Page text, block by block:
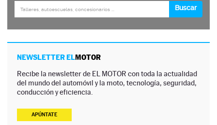
NEWSLETTER ELMOTOR
Recibe la newsletter de EL MOTOR con toda la actualidad
del mundo del automóvil y la moto, tecnología, seguridad,
conducción y eficiencia.
APÚNTATE